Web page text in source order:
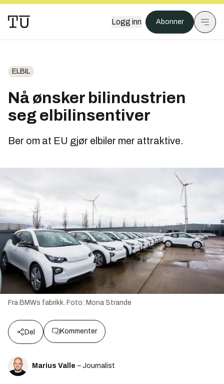
Logg inn Abonner
ELBIL
Nå ønsker bilindustrien
seg elbilinsentiver
Ber om at EU gjør elbiler mer attraktive.
Fra BMWs fabrikk. Foto: Mona Strande
Del Kommenter
Marius Valle – Journalist